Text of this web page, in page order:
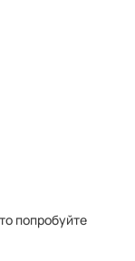
попробуйте